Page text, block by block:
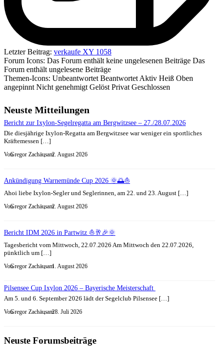
Letzter Beitrag: verkaufe XY 1058
Forum Icons: Das Forum enthält keine ungelesenen Beiträge Das
Forum enthält ungelesene Beiträge
Themen-Icons: Unbeantwortet Beantwortet Aktiv Heiß Oben
angepinnt Nicht genehmigt Gelöst Privat Geschlossen
Neuste Mitteilungen
Bericht zur Ixylon-Segelregatta am Bergwitzsee – 27./28.07.2026
Die diesjährige Ixylon-Regatta am Bergwitzsee war weniger ein sportliches
Kräftemessen […]
VonGregor Zachäus, am2. August 2026
Ankündigung Warnemünde Cup 2026 🌞🌅⛵
Ahoi liebe Ixylon-Segler und Seglerinnen, am 22. und 23. August […]
VonGregor Zachäus, am2. August 2026
Bericht IDM 2026 in Partwitz ⛵🥂🎉🌞
Tagesbericht vom Mittwoch, 22.07.2026 Am Mittwoch den 22.07.2026,
pünktlich um […]
VonGregor Zachäus, am1. August 2026
Pilsensee Cup Ixylon 2026 – Bayerische Meisterschaft
Am 5. und 6. September 2026 lädt der Segelclub Pilsensee […]
VonGregor Zachäus, am28. Juli 2026
Neuste Forumsbeiträge